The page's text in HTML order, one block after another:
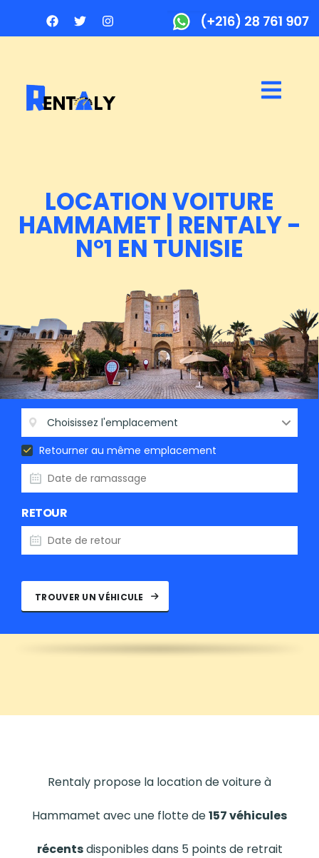
RETIRER
Choisissez l'emplacement
Retourner au même emplacement
RETOUR
TROUVER UN VÉHICULE
LOCATION VOITURE
HAMMAMET | RENTALY -
N°1 EN TUNISIE
Rentaly propose la location de voiture à
Hammamet avec une flotte de157 véhicules
récentsdisponibles dans 5 points de retrait